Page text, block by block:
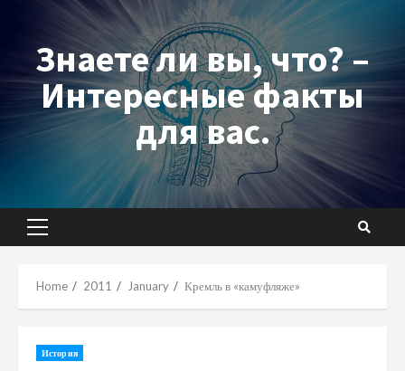
contentЗнаете ли вы, что? –
Интересные факты
для вас.
Primary
Home 2011 January Кремль в «камуфляже»
История